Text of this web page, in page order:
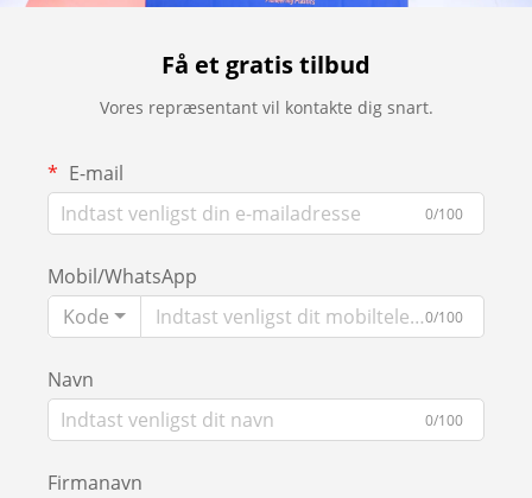
Få et gratis tilbud
Vores repræsentant vil kontakte dig snart.
E-mail
0/100
Mobil/WhatsApp
Kode
0/100
Navn
0/100
Firmanavn